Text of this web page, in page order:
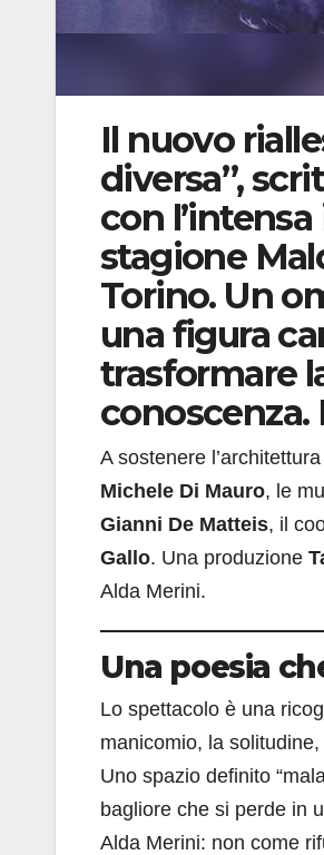
Il nuovo
diversa”,
con
stagione
Torino. Un
una figura
trasformare
conoscenza.
A sostenere
Michele Di Mauro, le
Gianni De Matteis, il
Gallo. Una produzione
Alda Merini.
Una poesia
Lo spettacolo è una
manicomio, la
Uno spazio definito
bagliore che si perde in
Alda Merini: non come